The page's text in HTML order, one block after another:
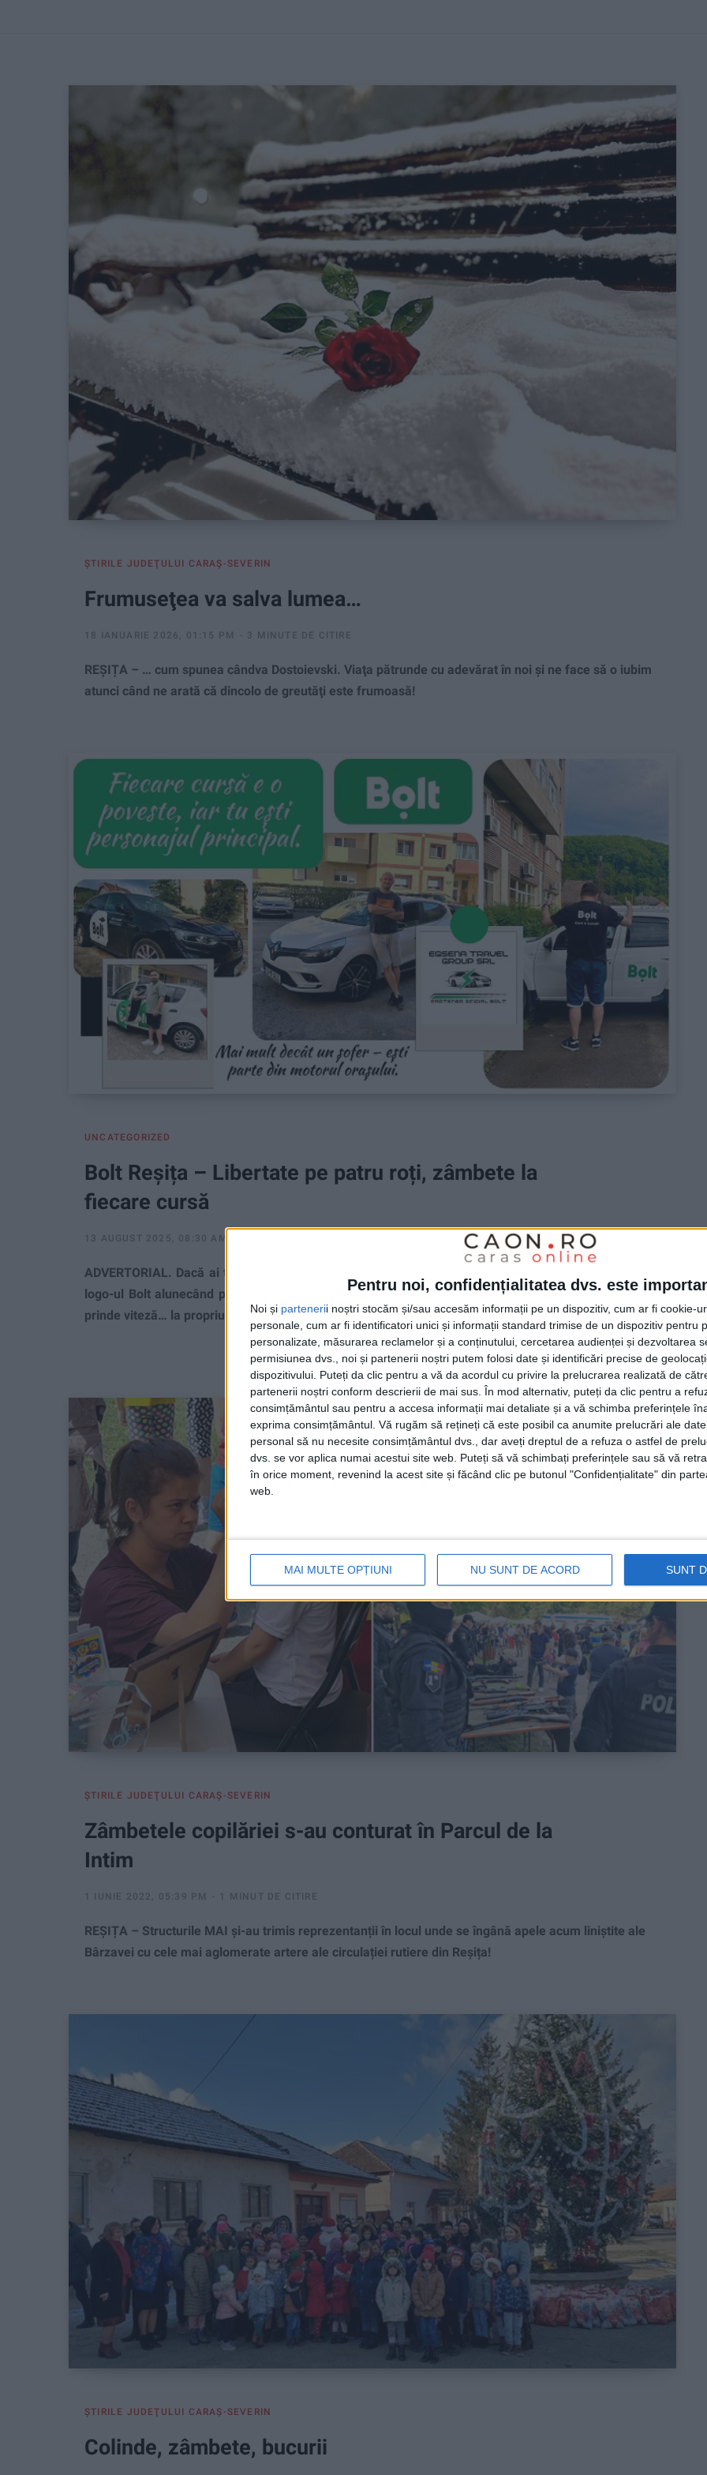
Pentru noi, confidențialitatea dvs. este
Noi și partenerii noștri stocăm și/sau accesăm informații pe un dispozitiv, cum ar fi cookie-
personale, cum ar fi identificatori unici și informații standard trimise de un dispozitiv pentru
personalizate, măsurarea reclamelor și a conținutului, cercetarea audienței și dezvoltarea
permisiunea dvs., noi și partenerii noștri putem folosi date și identificări precise de
dispozitivului. Puteți da clic pentru a vă da acordul cu privire la prelucrarea realizată de
partenerii noștri conform descrierii de mai sus. În mod alternativ, puteți da clic pentru a
consimțământul sau pentru a accesa informații mai detaliate și a vă schimba preferințele
exprima consimțământul. Vă rugăm să rețineți că este posibil ca anumite prelucrări ale
personal să nu necesite consimțământul dvs., dar aveți dreptul de a refuza o astfel de
dvs. se vor aplica numai acestui site web. Puteți să vă schimbați preferințele sau să vă
în orice moment, revenind la acest site și făcând clic pe butonul "Confidențialitate" din
web.
MAI MULTE OPȚIUNI NU SUNT DE ACORD SUNT
ŞTIRILE JUDEŢULUI CARAŞ-SEVERIN
Frumuseţea va salva lumea…
18 IANUARIE 2026, 01:15 PM 3 MINUTE DE CITIRE
REȘIȚA – … cum spunea cândva Dostoievski. Viaţa pătrunde cu adevărat în noi şi ne face să o iubim
atunci când ne arată că dincolo de greutăţi este frumoasă!
UNCATEGORIZED
Bolt Reșița – Libertate pe patru roți, zâmbete la
fiecare cursă
13 AUGUST 2025, 08:30 AM
ADVERTORIAL. Dacă ai trecut în ultima vreme prin Reșița, e imposibil să nu fi observat mașinile cu
logo-ul Bolt alunecând prin trafic. Nu sunt doar mașini de ridesharing. Sunt un semn clar că orașul
prinde viteză… la propriu și la figurat.
ŞTIRILE JUDEŢULUI CARAŞ-SEVERIN
Zâmbetele copilăriei s-au conturat în Parcul de la
Intim
1 IUNIE 2022, 05:39 PM 1 MINUT DE CITIRE
REȘIȚA – Structurile MAI și-au trimis reprezentanții în locul unde se îngână apele acum liniștite ale
Bârzavei cu cele mai aglomerate artere ale circulației rutiere din Reșița!
ŞTIRILE JUDEŢULUI CARAŞ-SEVERIN
Colinde, zâmbete, bucurii